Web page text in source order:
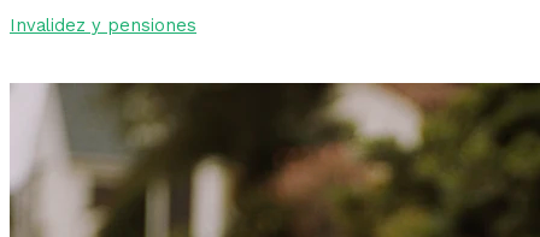
Invalidez y pensiones